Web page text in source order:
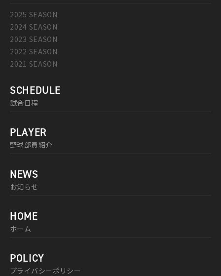
2025 SEASON
2024 SEASON
2023 SEASON
2022 SEASON
2021 SEASON
SCHEDULE
試合日程
PLAYER
野球部員紹介
NEWS
お知らせ
HOME
ホーム
POLICY
プライバシーポリシー